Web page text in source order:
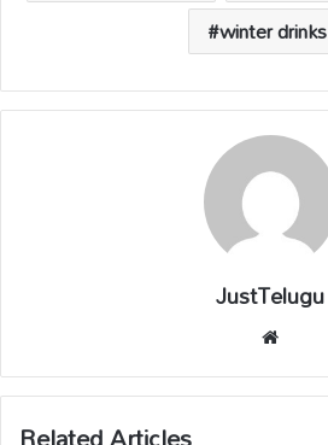
winter drinks
JustTelugu
te